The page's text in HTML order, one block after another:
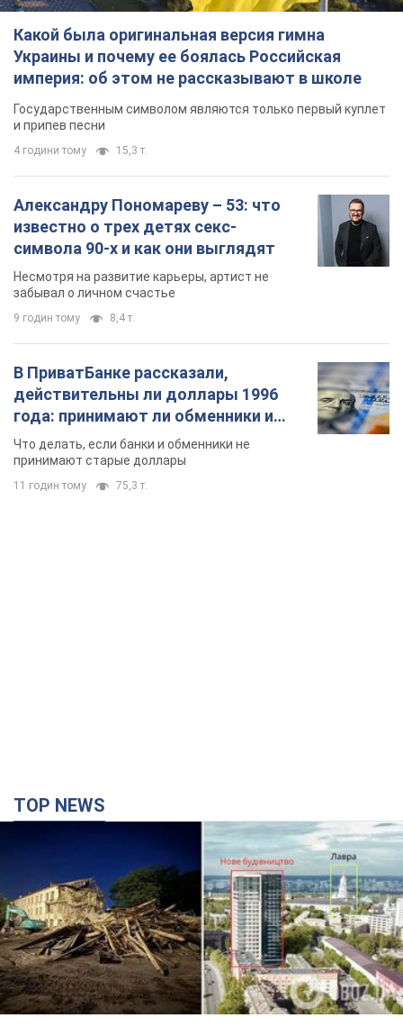
Какой была оригинальная версия гимна
Украины и почему ее боялась Российская
империя: об этом не рассказывают в школе
Государственным символом являются только первый куплет
и припев песни
4 години тому 15,3 т.
Александру Пономареву – 53: что
известно о трех детях секс-
символа 90-х и как они выглядят
Несмотря на развитие карьеры, артист не
забывал о личном счастье
9 годин тому 8,4 т.
В ПриватБанке рассказали,
действительны ли доллары 1996
года: принимают ли обменники и
банки такие купюры
Что делать, если банки и обменники не
принимают старые доллары
11 годин тому 75,3 т.
TOP NEWS